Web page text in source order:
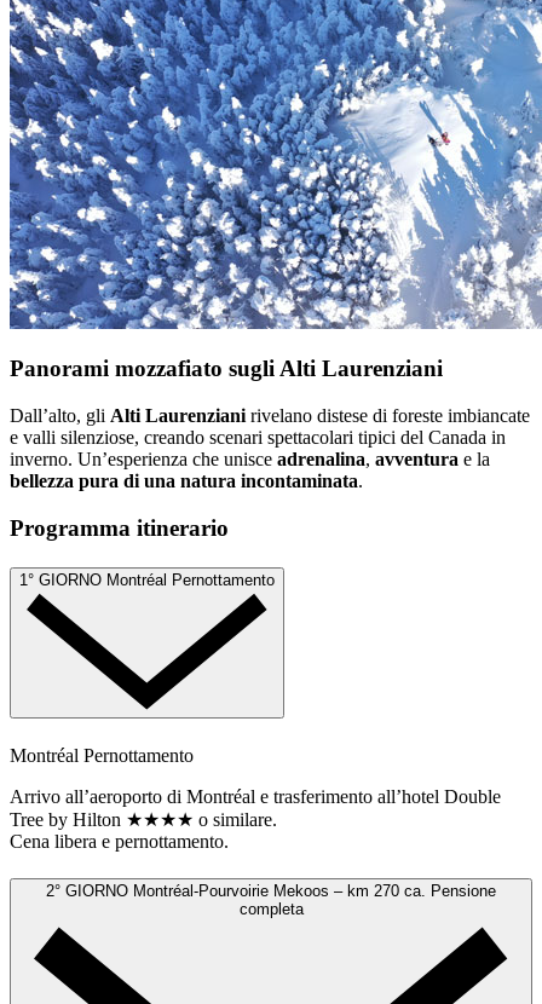
Panorami mozzafiato sugli Alti Laurenziani
Dall’alto, gli Alti Laurenziani rivelano distese di foreste imbiancate
e valli silenziose, creando scenari spettacolari tipici del Canada in
inverno. Un’esperienza che unisce adrenalina, avventura e la
bellezza pura di una natura incontaminata.
Programma itinerario
1° GIORNO Montréal Pernottamento
Montréal Pernottamento
Arrivo all’aeroporto di Montréal e trasferimento all’hotel Double
Tree by Hilton ★★★★ o similare.
Cena libera e pernottamento.
2° GIORNO Montréal-Pourvoirie Mekoos – km 270 ca.
Pensione
completa